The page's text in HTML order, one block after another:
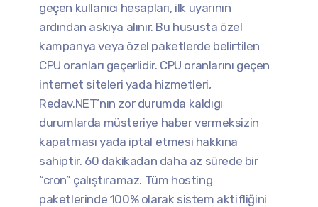
geçen kullanıcı hesapları, ilk uyarının
ardından askıya alınır. Bu hususta özel
kampanya veya özel paketlerde belirtilen
CPU oranları geçerlidir. CPU oranlarını geçen
internet siteleri yada hizmetleri,
Redav.NET’nın zor durumda kaldıgı
durumlarda müsteriye haber vermeksizin
kapatması yada iptal etmesi hakkına
sahiptir. 60 dakikadan daha az sürede bir
“cron” çalıştıramaz. Tüm hosting
paketlerinde 100% olarak sistem aktifliğini